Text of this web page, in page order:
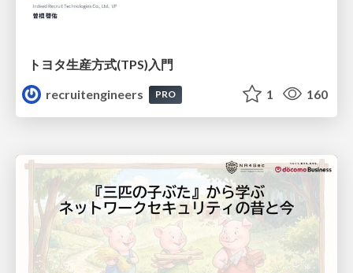
トヨタ⽣産⽅式(TPS)⼊⾨
recruitengineers
PRO 1 160